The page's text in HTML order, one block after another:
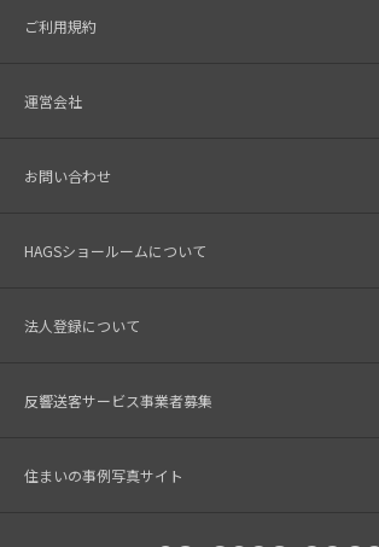
ご利用規約
運営会社
お問い合わせ
HAGSショールームについて
法人登録について
反響送客サービス事業者募集
住まいの事例写真サイト